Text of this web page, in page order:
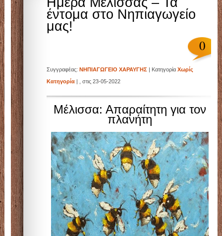
έντομα στο Νηπιαγωγείο
μας!
0
Συγγραφέας:ΝΗΠΙΑΓΩΓΕΙΟ ΧΑΡΑΥΓΗΣ | ΚατηγορίαΧωρίς
Κατηγορία | , στις 23-05-2022
Μέλισσα: Απαραίτητη για τον
πλανήτη